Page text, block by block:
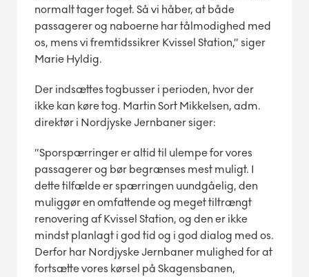
normalt tager toget. Så vi håber, at både
passagerer og naboerne har tålmodighed med
os, mens vi fremtidssikrer Kvissel Station,” siger
Marie Hyldig.
Der indsættes togbusser i perioden, hvor der
ikke kan køre tog. Martin Sort Mikkelsen, adm.
direktør i Nordjyske Jernbaner siger:
”Sporspærringer er altid til ulempe for vores
passagerer og bør begrænses mest muligt. I
dette tilfælde er spærringen uundgåelig, den
muliggør en omfattende og meget tiltrængt
renovering af Kvissel Station, og den er ikke
mindst planlagt i god tid og i god dialog med os.
Derfor har Nordjyske Jernbaner mulighed for at
fortsætte vores kørsel på Skagensbanen,